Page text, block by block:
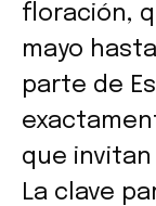
floración,
mayo
parte de
que
La clave